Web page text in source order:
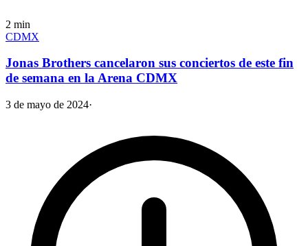
2 min
CDMX
Jonas Brothers cancelaron sus conciertos de este fin
de semana en la Arena CDMX
3 de mayo de 2024·